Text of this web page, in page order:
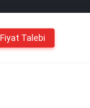
Fiyat Talebi